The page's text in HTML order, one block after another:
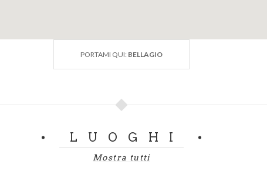
PORTAMI QUI: BELLAGIO
LUOGHI
Mostra tutti